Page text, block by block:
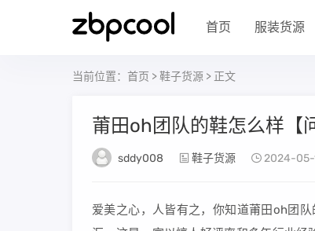
首页 服装货源
当前位置： 首页 >鞋子货源 > 正文
莆田oh团队的鞋怎么样【
sddy008 鞋子货源 2024-05-
爱美之心，人皆有之，你知道莆田oh团